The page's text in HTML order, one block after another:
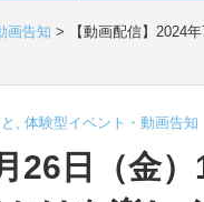
り ウェブ集客・販売
仕入れ
展示会情報
接客・販売
知識情報
販促カレンダー
集客・販売促進
画告知 >
【動画配信】2024
, 体験型イベント・動画告知
26日（金